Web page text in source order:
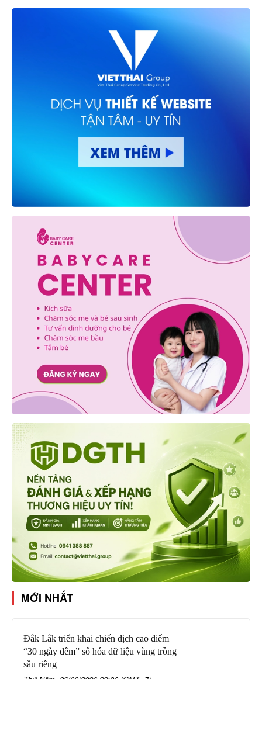
MỚI NHẤT
Đắk Lắk triển khai chiến dịch cao điểm
“30 ngày đêm” số hóa dữ liệu vùng trồng
sầu riêng
Thứ Năm, 06/08/2026 22:36 (GMT+7)